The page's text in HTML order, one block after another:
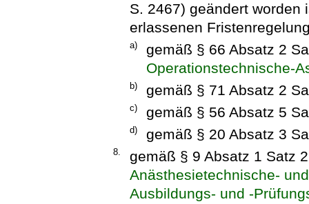
S. 2467) geändert worden
erlassenen
a)
gemäß § 66 Absatz 2
Operationstechnische-
b) gemäß § 71 Absatz 2
c) gemäß § 56 Absatz 5
d) gemäß § 20 Absatz 3
8.
gemäß § 9 Absatz 1 Satz
Anästhesietechnische-
Ausbildungs- und -